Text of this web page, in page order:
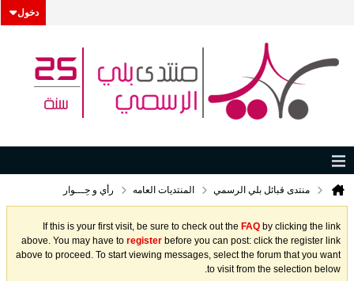
دخول
منتدى قبائل بلي الرسمي المنتديات العامه رأي و حِـــوار
If this is your first visit, be sure to check out the FAQ by clicking the link
above. You may have to register before you can post: click the register link
above to proceed. To start viewing messages, select the forum that you want
to visit from the selection below.